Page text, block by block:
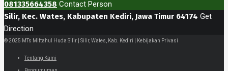
081335664358 Contact Person
Silir, Kec. Wates, Kabupaten Kediri, Jawa Timur 64174 Get
Direction
© 2025 MTs Miftahul Huda Silir | Silir, Wates, Kab. Kediri | Kebijakan Privasi
Tentang Kami